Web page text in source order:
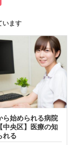
います
ら始められる病院
中央区】医療の知
れる